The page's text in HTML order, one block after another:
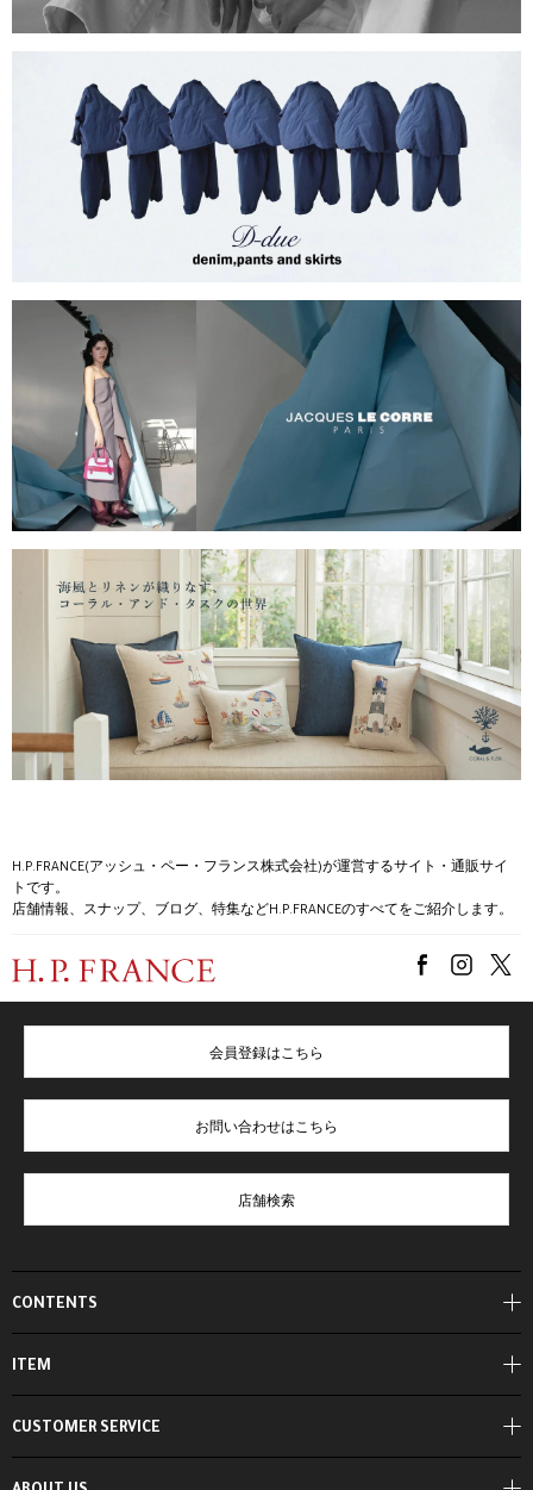
H.P.FRANCE(アッシュ・ペー・フランス株式会社)が運営するサイト・通販サイ
トです。
店舗情報、スナップ、ブログ、特集などH.P.FRANCEのすべてをご紹介します。
CONTENTS
ITEM
会員登録はこちら
お問い合わせはこちら
店舗検索
CUSTOMER SERVICE